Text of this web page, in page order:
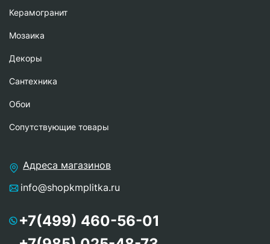
Керамогранит
Мозаика
Декоры
Сантехника
Обои
Сопутствующие товары
Адреса магазинов
info@shopkmplitka.ru
+7(499) 460-56-01